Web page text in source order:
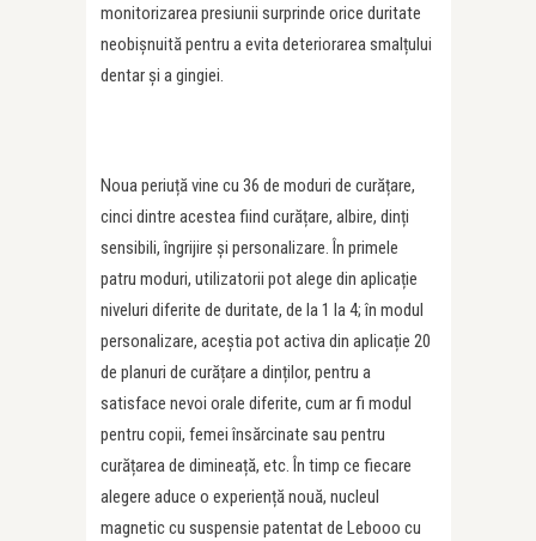
monitorizarea presiunii surprinde orice duritate
neobișnuită pentru a evita deteriorarea smalțului
dentar și a gingiei.
Noua periuță vine cu 36 de moduri de curățare,
cinci dintre acestea fiind curățare, albire, dinți
sensibili, îngrijire și personalizare. În primele
patru moduri, utilizatorii pot alege din aplicație
niveluri diferite de duritate, de la 1 la 4; în modul
personalizare, aceștia pot activa din aplicație 20
de planuri de curățare a dinților, pentru a
satisface nevoi orale diferite, cum ar fi modul
pentru copii, femei însărcinate sau pentru
curățarea de dimineață, etc. În timp ce fiecare
alegere aduce o experiență nouă, nucleul
magnetic cu suspensie patentat de Lebooo cu